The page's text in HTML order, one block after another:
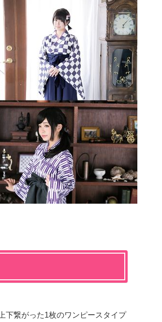
下繋がった1枚のワンピースタイプ